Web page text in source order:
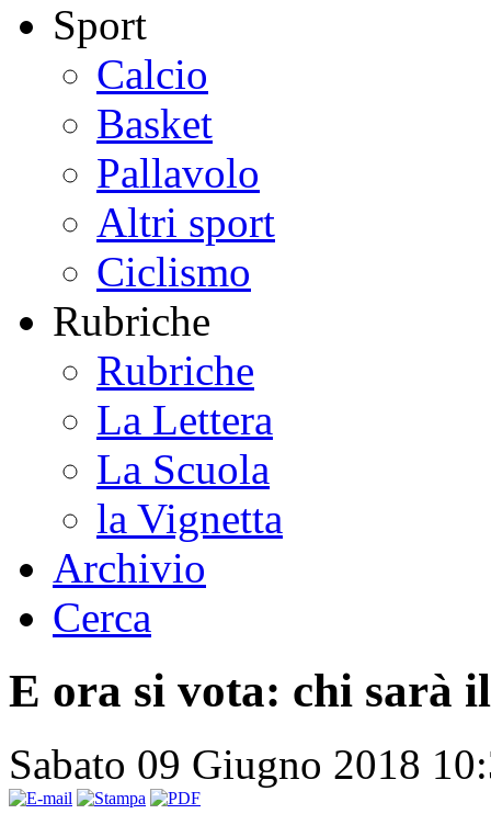
Sport
Calcio
Basket
Pallavolo
Altri sport
Ciclismo
Rubriche
Rubriche
La Lettera
La Scuola
la Vignetta
Archivio
Cerca
E ora si vota: chi sarà
Sabato 09 Giugno 2018